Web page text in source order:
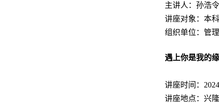
主讲人：孙浩令
讲座对象：本
组织单位：管
遇上你是我的
讲座时间：
讲座地点：兴